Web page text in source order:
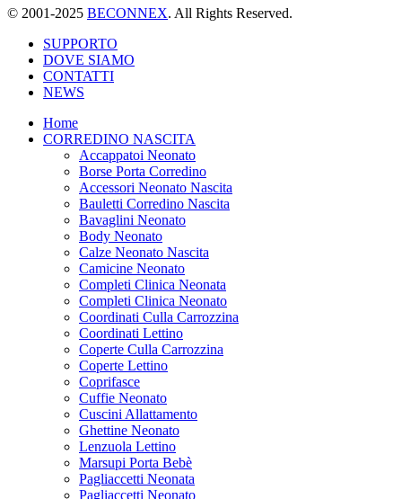
© 2001-2025 BECONNEX. All Rights Reserved.
SUPPORTO
DOVE SIAMO
CONTATTI
NEWS
Home
CORREDINO NASCITA
Accappatoi Neonato
Borse Porta Corredino
Accessori Neonato Nascita
Bauletti Corredino Nascita
Bavaglini Neonato
Body Neonato
Calze Neonato Nascita
Camicine Neonato
Completi Clinica Neonata
Completi Clinica Neonato
Coordinati Culla Carrozzina
Coordinati Lettino
Coperte Culla Carrozzina
Coperte Lettino
Coprifasce
Cuffie Neonato
Cuscini Allattamento
Ghettine Neonato
Lenzuola Lettino
Marsupi Porta Bebè
Pagliaccetti Neonata
Pagliaccetti Neonato